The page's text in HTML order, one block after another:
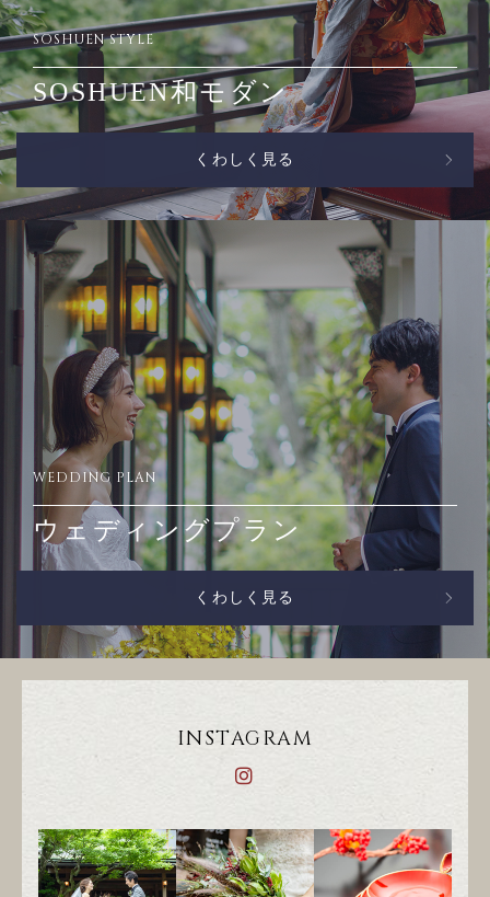
SOSHUEN STYLE
SOSHUEN和モダン
くわしく見る
WEDDING PLAN
ウェディングプラン
くわしく見る
INSTAGRAM